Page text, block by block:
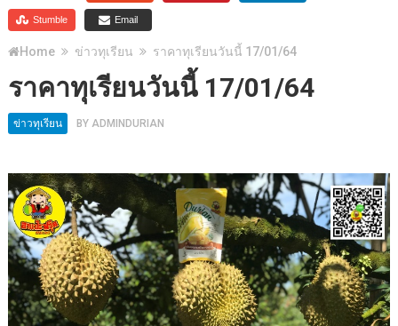
Stumble Email
Home ข่าวทุเรียน ราคาทุเรียนวันนี้ 17/01/64
ราคาทุเรียนวันนี้ 17/01/64
ข่าวทุเรียน BY ADMINDURIAN